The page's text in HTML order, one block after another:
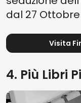
dal 27 Ottobre
Visita
4. Più Libri